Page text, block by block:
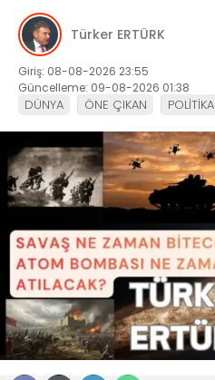
Türker ERTÜRK
Giriş: 08-08-2026 23:55
Güncelleme: 09-08-2026 01:38
DÜNYA ÖNE ÇIKAN POLİTİKA